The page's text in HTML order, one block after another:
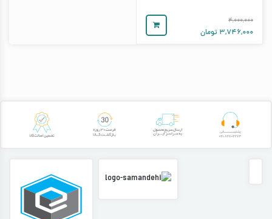
۴,۰۰۰,۰۰۰
۳,۷۴۶,۰۰۰ تومان